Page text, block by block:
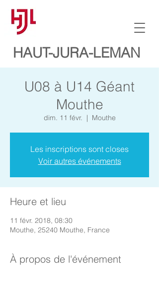
HAUT-JURA-LEMAN
U08 à U14 Géant
Mouthe
dim. 11 févr.
  |
Mouthe
Les inscriptions sont closes
Voir autres événements
Heure et lieu
11 févr. 2018, 08:30
Mouthe, 25240 Mouthe, France
À propos de l'événement